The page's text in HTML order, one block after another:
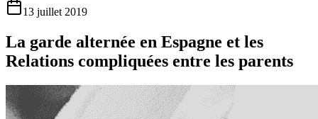
13 juillet 2019
La garde alternée en Espagne et les
Relations compliquées entre les parents